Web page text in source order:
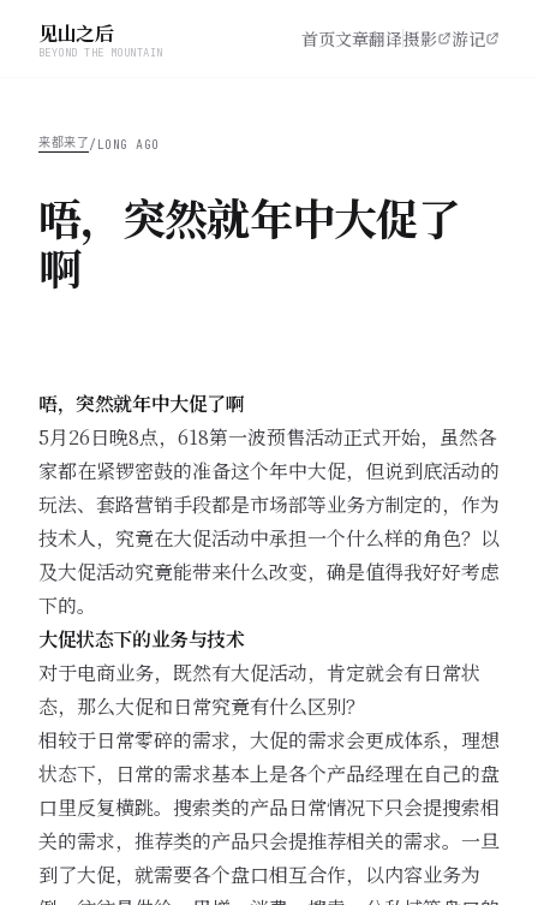
见山之后
BEYOND THE MOUNTAIN
首页文章翻译摄影 游记
来都来了/ LONG AGO
唔，突然就年中大促了
啊
唔，突然就年中大促了啊
5月26日晚8点，618第一波预售活动正式开始，虽然各
家都在紧锣密鼓的准备这个年中大促，但说到底活动的
玩法、套路营销手段都是市场部等业务方制定的，作为
技术人，究竟在大促活动中承担一个什么样的角色？以
及大促活动究竟能带来什么改变，确是值得我好好考虑
下的。
大促状态下的业务与技术
对于电商业务，既然有大促活动，肯定就会有日常状
态，那么大促和日常究竟有什么区别？
相较于日常零碎的需求，大促的需求会更成体系，理想
状态下，日常的需求基本上是各个产品经理在自己的盘
口里反复横跳。搜索类的产品日常情况下只会提搜索相
关的需求，推荐类的产品只会提推荐相关的需求。一旦
到了大促，就需要各个盘口相互合作，以内容业务为